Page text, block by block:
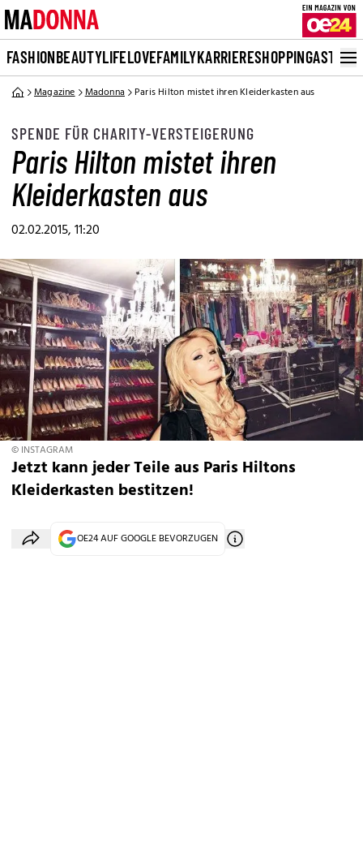
FASHIONBEAUTYLIFELOVEFAMILYKARRIERESHOPPINGASTRO
Magazine Madonna Paris Hilton mistet ihren Kleiderkasten aus
SPENDE FÜR CHARITY-VERSTEIGERUNG
Paris Hilton mistet ihren
Kleiderkasten aus
02.02.2015, 11:20
© INSTAGRAM
Jetzt kann jeder Teile aus Paris Hiltons
Kleiderkasten bestitzen!
OE24 AUF GOOGLE BEVORZUGEN